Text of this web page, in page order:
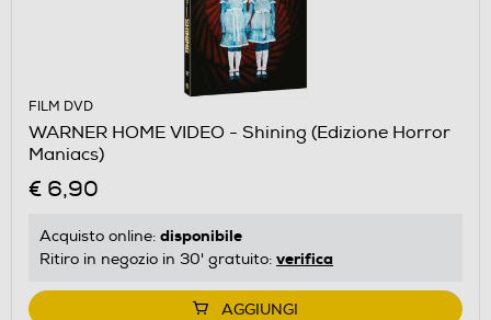
FILM DVD
WARNER HOME VIDEO - Shining (Edizione Horror
Maniacs)
€ 6,90
Acquisto online: disponibile
Ritiro in negozio in 30' gratuito: verifica
AGGIUNGI